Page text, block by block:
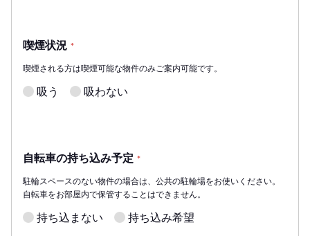
喫煙状況 *
喫煙される方は喫煙可能な物件のみご案内可能です。
吸う 吸わない
自転車の持ち込み予定 *
駐輪スペースのない物件の場合は、公共の駐輪場をお使いください。
自転車をお部屋内で保管することはできません。
持ち込まない 持ち込み希望